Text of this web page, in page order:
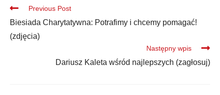
Previous Post
Biesiada Charytatywna: Potrafimy i chcemy pomagać!
(zdjęcia)
Następny wpis
Dariusz Kaleta wśród najlepszych (zagłosuj)